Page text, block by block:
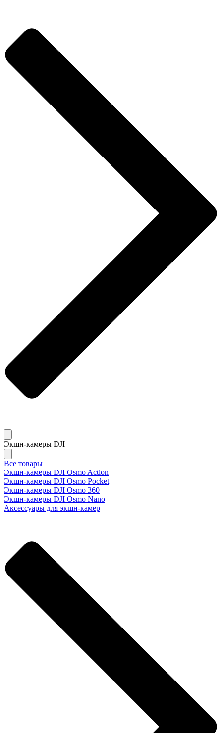
Экшн-камеры DJI
Все товары
Экшн-камеры DJI Osmo Action
Экшн-камеры DJI Osmo Pocket
Экшн-камеры DJI Osmo 360
Экшн-камеры DJI Osmo Nano
Аксессуары для экшн-камер